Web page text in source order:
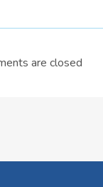
are closed